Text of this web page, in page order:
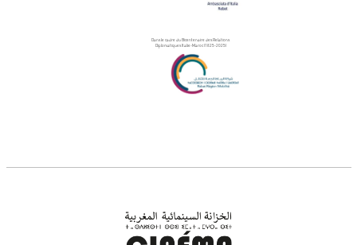
Dans le cadre du Bicentenaire des Relations
Diplomatiques Italie-Maroc (1825-2025)